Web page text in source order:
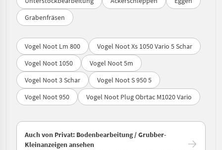
Grabenfräsen
Vogel Noot Lm 800
Vogel Noot Xs 1050 Vario 5 Schar
Vogel Noot 1050
Vogel Noot 5m
Vogel Noot 3 Schar
Vogel Noot S 950 5
Vogel Noot 950
Vogel Noot Plug Obrtac M1020 Vario
Auch von Privat: Bodenbearbeitung / Grubber-
Kleinanzeigen ansehen